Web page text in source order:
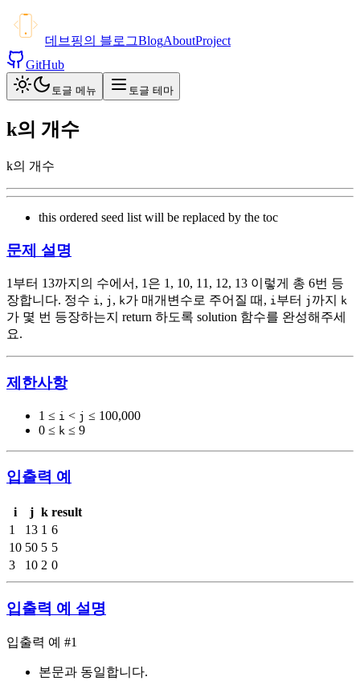
데브핑의 블로그BlogAboutProject
GitHub
토글 메뉴 토글 테마
k의 개수
k의 개수
this ordered seed list will be replaced by the toc
문제 설명
1부터 13까지의 수에서, 1은 1, 10, 11, 12, 13 이렇게 총 6번 등
장합니다. 정수 i, j , k가 매개변수로 주어질 때, i부터 j 까지 k
가 몇 번 등장하는지 return 하도록 solution 함수를 완성해주세
요.
제한사항
1 ≤ i < j ≤ 100,000
0 ≤ k ≤ 9
입출력 예
i j k result
1
13 1 6
10 50 5 5
3
10 2 0
입출력 예 설명
입출력 예 #1
본문과 동일합니다.